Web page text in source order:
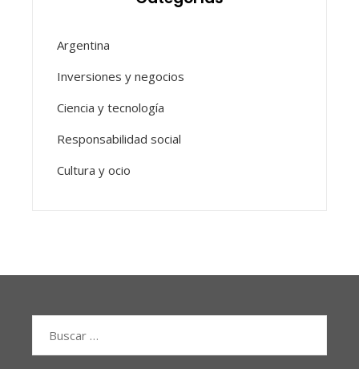
Argentina
Inversiones y negocios
Ciencia y tecnología
Responsabilidad social
Cultura y ocio